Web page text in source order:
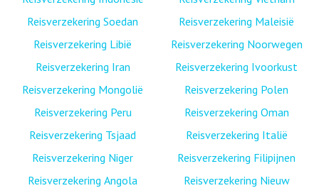
Reisverzekering Soedan
Reisverzekering Libië
Reisverzekering Iran
Reisverzekering Mongolië
Reisverzekering Peru
Reisverzekering Tsjaad
Reisverzekering Niger
Reisverzekering Angola
Reisverzekering Maleisië
Reisverzekering Noorwegen
Reisverzekering Ivoorkust
Reisverzekering Polen
Reisverzekering Oman
Reisverzekering Italië
Reisverzekering Filipijnen
Reisverzekering Nieuw